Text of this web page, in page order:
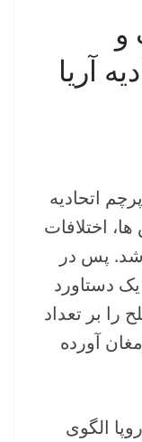
و
آریا
اتحادیه
اختلافات
شد. پس در
یک دستاورد
را بر تعداد
آورده
الگوی